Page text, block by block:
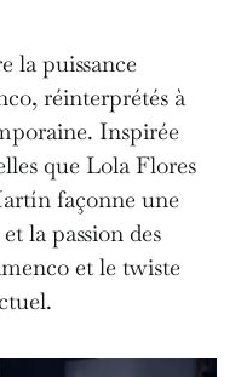
la puissance
réinterprétés à
Inspirée
que Lola Flores
façonne une
la passion des
et le twiste